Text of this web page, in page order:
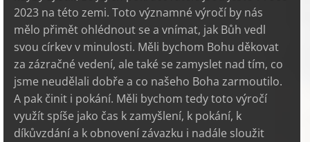
2023 na této zemi. Toto významné výročí by nás
mělo přimět ohlédnout se a vnímat, jak Bůh vedl
svou církev v minulosti. Měli bychom Bohu děkovat
za zázračné vedení, ale také se zamyslet nad tím, co
jsme neudělali dobře a co našeho Boha zarmoutilo.
A pak činit i pokání. Měli bychom tedy toto výročí
využít spíše jako čas k zamyšlení, k pokání, k
díkůvzdání a k obnovení závazku i nadále sloužit